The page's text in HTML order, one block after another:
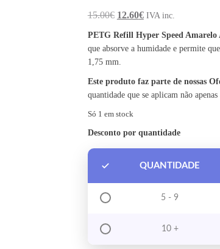
15.00€ O preço original era:
12.60€O preço atual é:
IVA inc.
PETG Refill Hyper Speed
que absorve a humidade e permite
1,75 mm.
Este produto faz parte de nossas
quantidade que se aplicam não
Só 1 em stock
Desconto por quantidade
QUANTIDADE
5 - 9
10 +